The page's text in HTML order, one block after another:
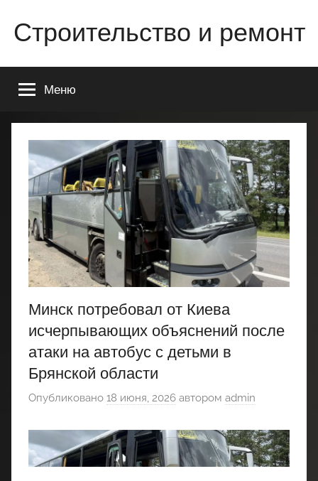
содержимому
Строительство и ремонт
строительстве
ремонте
Вашего
дома
квартиры
Меню
Минск потребовал от Киева
исчерпывающих объяснений после
атаки на автобус с детьми в
Брянской области
Опубликовано 18 июня, 2026 автором admin